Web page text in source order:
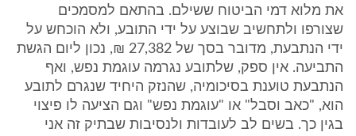
את מלוא דמי הביטוח ששילם. בהתאם למסמכים
שצורפו ולתחשיב שבוצע על ידי התובע, ולא הוכחש על
ידי הנתבעת, מדובר בסך של 27,382 ₪, נכון ליום הגשת
התביעה. אין ספק, שלתובע נגרמה עוגמת נפש, ואף
הנתבעת טוענת בסיכומיה, שהנזק היחיד שנגרם לתובע
הוא, "כאב וסבל" או "עוגמת נפש" וגם הציעה לו פיצוי
בגין כך. בשים לב לעובדות ולנסיבות שבתיק זה אני